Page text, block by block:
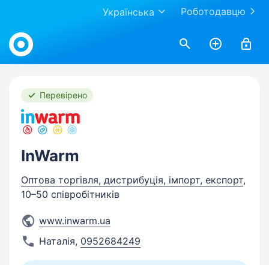
Роботодавцю
Українська
Work.ua
Перевірено
InWarm
Оптова торгівля, дистрибуція, імпорт, експорт,
10–50 співробітників
www.inwarm.ua
Наталія, 0952684249